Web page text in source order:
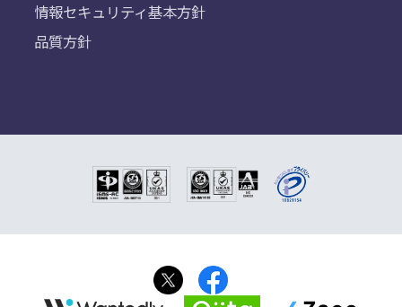
情報セキュリティ基本方針
品質方針